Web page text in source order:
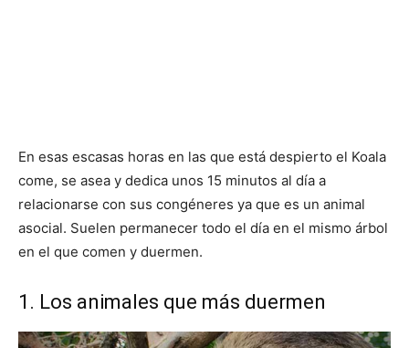
En esas escasas horas en las que está despierto el Koala
come, se asea y dedica unos 15 minutos al día a
relacionarse con sus congéneres ya que es un animal
asocial. Suelen permanecer todo el día en el mismo árbol
en el que comen y duermen.
1. Los animales que más duermen